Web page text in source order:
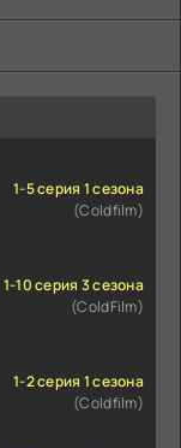
1-5 серия 1 сезона
(Coldfilm)
1-10 серия 3 сезона
(ColdFilm)
1-2 серия 1 сезона
(Coldfilm)